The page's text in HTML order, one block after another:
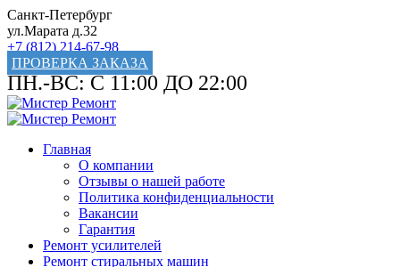
Санкт-Петербург
ул.Марата д.32
+7 (812) 214-67-98
ПРОВЕРКА ЗАКАЗА
ПН.-ВС: С 11:00 ДО 22:00
Главная
О компании
Отзывы о нашей работе
Политика конфиденциальности
Вакансии
Гарантия
Ремонт усилителей
Ремонт стиральных машин